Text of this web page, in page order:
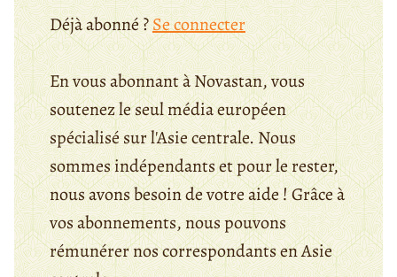
Déjà abonné ?Se connecter
En vous abonnant à Novastan, vous
soutenez le seul média européen
spécialisé sur l'Asie centrale. Nous
sommes indépendants et pour le rester,
nous avons besoin de votre aide ! Grâce à
vos abonnements, nous pouvons
rémunérer nos correspondants en Asie